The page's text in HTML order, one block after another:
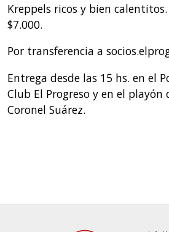
Kreppels ricos y bien
$7.000.
Por transferencia a
Entrega desde las 15 hs. en el
Club El Progreso y en el playón
Coronel Suárez.